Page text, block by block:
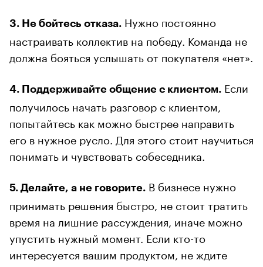
3. Не бойтесь отказа. Нужно постоянно
настраивать коллектив на победу. Команда не
должна бояться услышать от покупателя «нет».
4. Поддерживайте общение с клиентом. Если
получилось начать разговор с клиентом,
попытайтесь как можно быстрее направить
его в нужное русло. Для этого стоит научиться
понимать и чувствовать собеседника.
5. Делайте, а не говорите. В бизнесе нужно
принимать решения быстро, не стоит тратить
время на лишние рассуждения, иначе можно
упустить нужный момент. Если кто-то
интересуется вашим продуктом, не ждите